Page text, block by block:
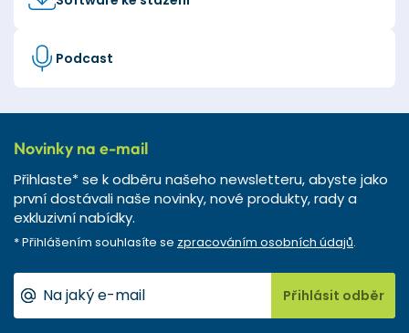
Podcast
Novinky na e-mail
Přihlaste* se k odběru našeho newsletteru, abyste jako
první dostávali naše novinky, nové produkty, rady a
exkluzivní nabídky.
* Přihlášením souhlasíte se zpracováním osobních údajů.
Přihlásit odběr